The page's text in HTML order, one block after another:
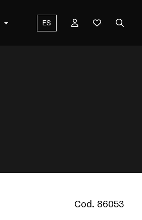
ES
Cod. 86053